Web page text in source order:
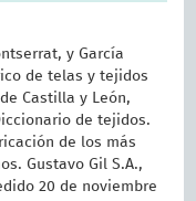
y García
de telas y tejidos
Castilla y León,
de tejidos.
de los más
Gustavo Gil S.A.,
20 de noviembre